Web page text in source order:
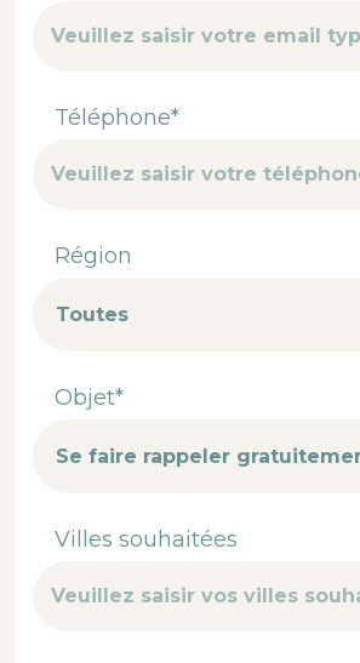
Téléphone*
Région
Objet*
Villes souhaitées